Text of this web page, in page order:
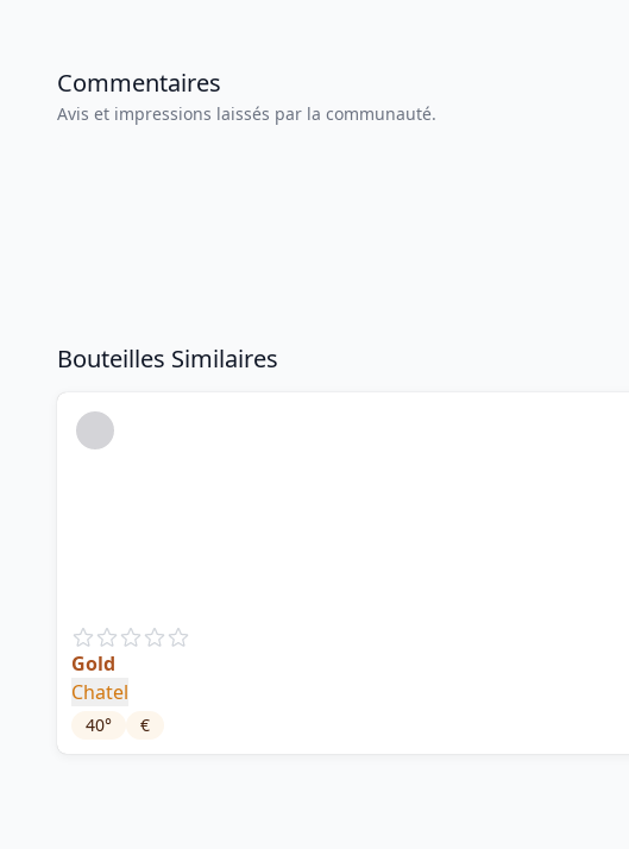
Commentaires
Avis et impressions laissés par la communauté.
Bouteilles Similaires
Gold
Chatel
40° €